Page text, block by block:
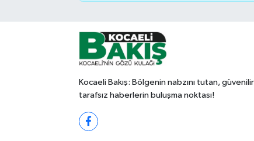
Kocaeli Bakış: Bölgenin nabzını tutan,
tarafsız haberlerin buluşma noktası!